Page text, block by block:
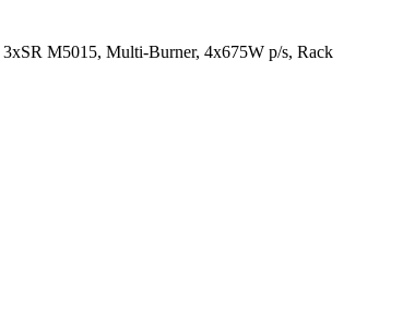
M5015, Multi-Burner, 4x675W p/s, Rack